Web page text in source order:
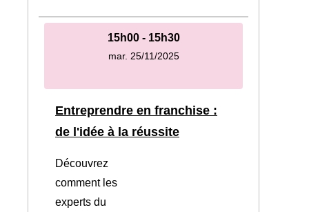
15h00 - 15h30
mar. 25/11/2025
Entreprendre en franchise :
de l'idée à la réussite
Découvrez
comment les
experts du